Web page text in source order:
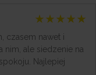
czasem nawet i
nim, ale siedzenie na
Najlepiej